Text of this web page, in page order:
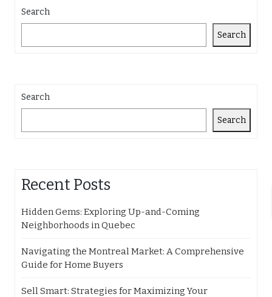
Search
Search
Search
Search
Recent Posts
Hidden Gems: Exploring Up-and-Coming
Neighborhoods in Quebec
Navigating the Montreal Market: A Comprehensive
Guide for Home Buyers
Sell Smart: Strategies for Maximizing Your